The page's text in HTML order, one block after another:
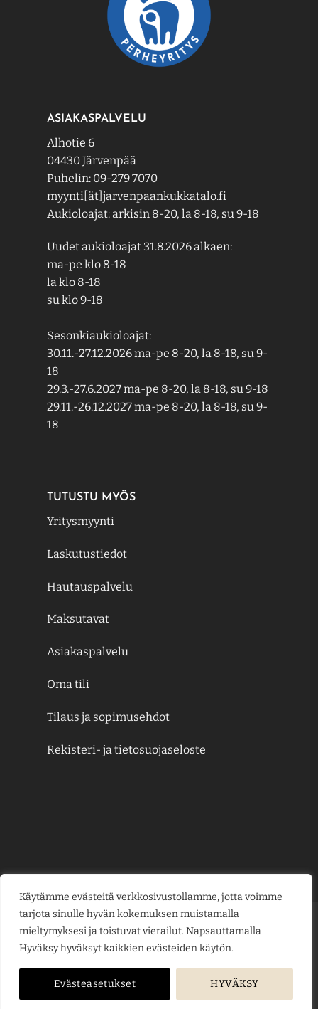
Käytämme evästeitä verkkosivustollamme, jotta voimme
tarjota sinulle hyvän kokemuksen muistamalla
mieltymyksesi ja toistuvat vierailut. Napsauttamalla
Hyväksy hyväksyt kaikkien evästeiden käytön.
Evästeasetukset HYVÄKSY
ASIAKASPALVELU
Alhotie 6
04430 Järvenpää
Puhelin: 09-279 7070
myynti[ät]jarvenpaankukkatalo.fi
Aukioloajat: arkisin 8-20, la 8-18, su 9-18
Uudet aukioloajat 31.8.2026 alkaen:
ma-pe klo 8-18
la klo 8-18
su klo 9-18
Sesonkiaukioloajat:
30.11.-27.12.2026 ma-pe 8-20, la 8-18, su 9-
18
29.3.-27.6.2027 ma-pe 8-20, la 8-18, su 9-18
29.11.-26.12.2027 ma-pe 8-20, la 8-18, su 9-
18
TUTUSTU MYÖS
Yritysmyynti
Laskutustiedot
Hautauspalvelu
Maksutavat
Asiakaspalvelu
Oma tili
Tilaus ja sopimusehdot
Rekisteri- ja tietosuojaseloste
Credit
Card
MasterCard
Visa
Visa
KESÄJUHLAT
LAHJAKORTIT
jarvenpaankukkatalo.fi